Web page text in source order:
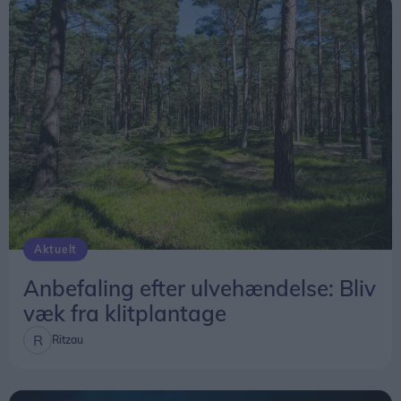
Aktuelt
Anbefaling efter ulvehændelse: Bliv
væk fra klitplantage
Ritzau